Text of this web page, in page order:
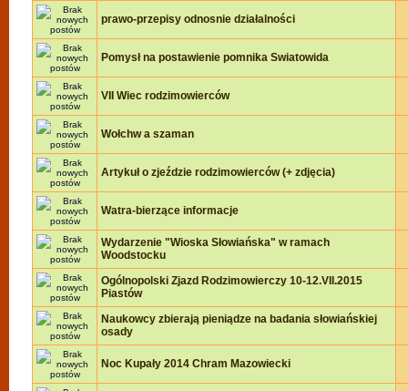
prawo-przepisy odnosnie działalności
Pomysł na postawienie pomnika Swiatowida
VII Wiec rodzimowierców
Wołchw a szaman
Artykuł o zjeździe rodzimowierców (+ zdjęcia)
Watra-bierzące informacje
Wydarzenie "Wioska Słowiańska" w ramach
Woodstocku
Ogólnopolski Zjazd Rodzimowierczy 10-12.VII.2015
Piastów
Naukowcy zbierają pieniądze na badania słowiańskiej
osady
Noc Kupały 2014 Chram Mazowiecki